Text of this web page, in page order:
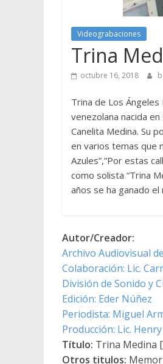
Videograbaciones
Trina
octubre 16, 2018
Trina de Los
venezolana nacida
Canelita Medina. Su
en varios temas que
Azules”,”Por estas
como solista “Trina
años se ha ganado
Autor/Creador:
Archivo Audiovisual
Colaboración: Lic.
División de Sonido y
Edición: Eder Núñez
Periodista: Miguel
Producción: Lic.
Título: Trina Medina
Otros titulos: